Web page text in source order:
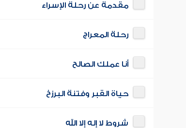
مقدمة عن رحلة الإسراء
رحلة المعراج
أنا عملك الصالح
حياة القبر وفتنة البرزخ
شروط لا إله إلا الله